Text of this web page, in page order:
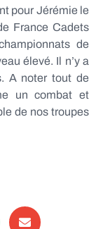
pour Jérémie le
France Cadets
de
élevé. Il n’y a
A noter tout de
un combat et
de nos troupes